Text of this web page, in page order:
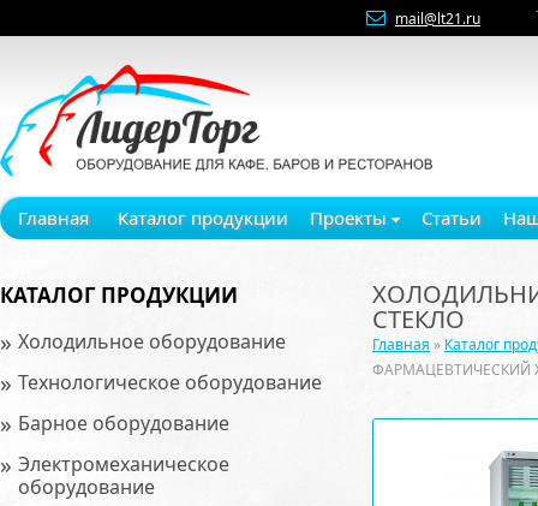
mail@lt21.ru
Главная Каталог продукции Проекты Статьи
КАТАЛОГ ПРОДУКЦИИ
» Холодильное оборудование
» Технологическое оборудование
» Барное оборудование
» Электромеханическое
оборудование
СТЕКЛО
Главная » Каталог
ФАРМАЦЕВТИЧЕСКИЙ